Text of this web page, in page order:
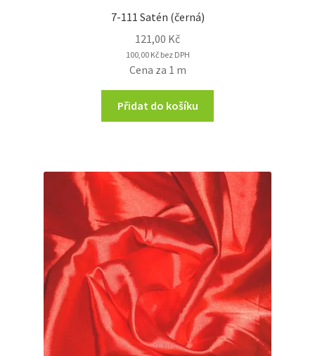
7-111 Satén (černá)
121,00 Kč
100,00 Kčbez DPH
Cena za 1 m
Přidat do košíku